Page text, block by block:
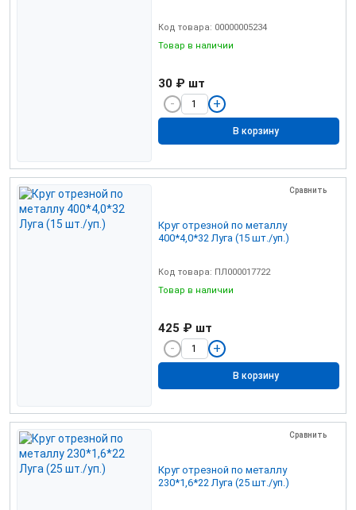
Код товара: 00000005234
Товар в наличии
30 ₽ шт
В корзину
Сравнить
Круг отрезной по металлу
400*4,0*32 Луга (15 шт./уп.)
Код товара: ПЛ000017722
Товар в наличии
425 ₽ шт
В корзину
Сравнить
Круг отрезной по металлу
230*1,6*22 Луга (25 шт./уп.)